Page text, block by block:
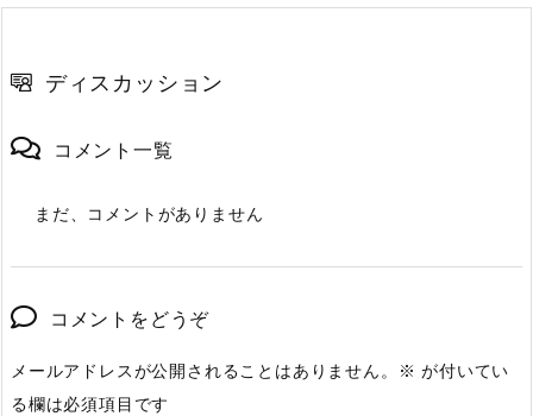
ディスカッション
コメント一覧
まだ、コメントがありません
コメントをどうぞ
メールアドレスが公開されることはありません。 ※ が付いてい
る欄は必須項目です